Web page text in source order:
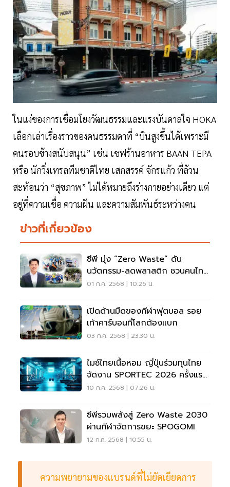
ในแง่ของการเชื่อมโยงวัฒนธรรมและแรงบันดาลใจ HOKA
เลือกเล่าเรื่องราวของคนธรรมดาที่ “บินสูงขึ้นได้เพราะมี
คนรอบข้างสนับสนุน” เช่น เชฟร้านอาหาร BAAN TEPA
หรือ นักวิ่งเทรลทีมชาติไทย เสกสรรค์ จักรแก้ว ที่ล้วน
สะท้อนว่า “สุขภาพ” ไม่ได้หมายถึงร่างกายอย่างเดียว แต่
อยู่ที่ความเชื่อ ความฝัน และความสัมพันธ์ระหว่างคน
ข่าวที่เกี่ยวข้อง
ซีพี มุ่ง “Zero Waste” ดัน
นวัตกรรม-ลดพลาสติก ชวนคนไทย
เก็บขยะ
01 ก.ค. 2568 | 10:26 น.
เปิดด้านมืดของกีฬาฟุตบอล รอย
เท้าคาร์บอนที่โลกต้องแบก
03 ก.ค. 2568 | 23:30 น.
ไมซ์ไทยเนื้อหอม ญี่ปุ่นร่วมทุนไทย
จัดงาน SPORTEC 2026 ครั้งแรก
ในไทย
10 ก.ค. 2568 | 07:26 น.
ซีพีรวมพลังสู่ Zero Waste 2030
ผ่านกีฬาจัดการขยะ SPOGOMI
12 ก.ค. 2568 | 10:55 น.
ความพยายามของแบรนด์ที่ไม่ยัดเยียดการ